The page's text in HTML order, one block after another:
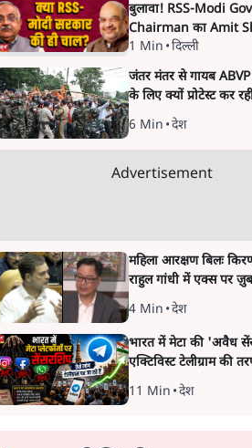
बुलावा! RSS-Modi
Chairman का Amit
में बयान देने का संकेत
journalist Vinod
Modi Government
संभावित strategy से
सवाल उठाया है।
1 Min •दिल्ली
जंतर मंतर से गायब ABVP
के लिए क्यों प्रोटेस्ट कर
6 Min •देश
Advertisement
महिला आरक्षण बिलः
राहुल गांधी में एक्स पर
4 Min •देश
भारत में मेटा की 'अवैध
एक्टिविस्ट टेलीग्राम की
11 Min •देश